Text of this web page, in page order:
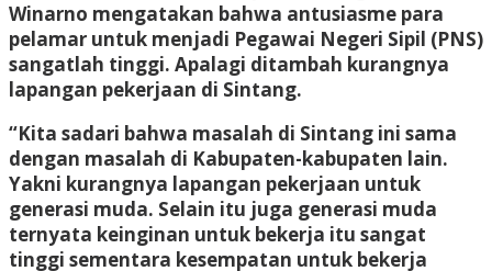
Winarno mengatakan bahwa antusiasme para
pelamar untuk menjadi Pegawai Negeri Sipil (PNS)
sangatlah tinggi. Apalagi ditambah kurangnya
lapangan pekerjaan di Sintang.
“Kita sadari bahwa masalah di Sintang ini sama
dengan masalah di Kabupaten-kabupaten lain.
Yakni kurangnya lapangan pekerjaan untuk
generasi muda. Selain itu juga generasi muda
ternyata keinginan untuk bekerja itu sangat
tinggi sementara kesempatan untuk bekerja